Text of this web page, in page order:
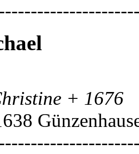
+ 1676